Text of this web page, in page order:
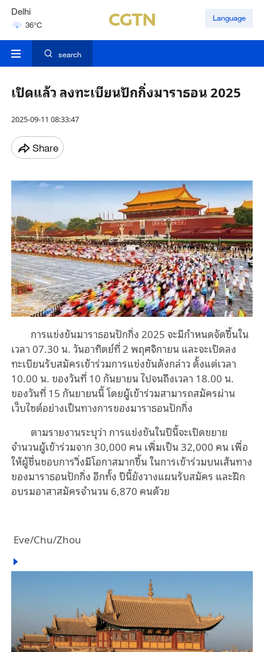
Delhi
36°C
Hyderabad
Language
search
เปิดแล้ว ลงทะเบียนปักกิ่งมาราธอน 2025
2025-09-11 08:33:47
Share
การแข่งขันมาราธอนปักกิ่ง 2025 จะมีกำหนดจัดขึ้นใน
เวลา 07.30 น. วันอาทิตย์ที่ 2 พฤศจิกายน และจะเปิดลง
ทะเบียนรับสมัครเข้าร่วมการแข่งขันดังกล่าว ตั้งแต่เวลา
10.00 น. ของวันที่ 10 กันยายน ไปจนถึงเวลา 18.00 น.
ของวันที่ 15 กันยายนนี้ โดยผู้เข้าร่วมสามารถสมัครผ่าน
เว็บไซต์อย่างเป็นทางการของมาราธอนปักกิ่ง
ตามรายงานระบุว่า การแข่งขันในปีนี้จะเปิดขยาย
จำนวนผู้เข้าร่วมจาก 30,000 คน เพิ่มเป็น 32,000 คน เพื่อ
ให้ผู้ชื่นชอบการวิ่งมีโอกาสมากขึ้น ในการเข้าร่วมบนเส้นทาง
ของมาราธอนปักกิ่ง อีกทั้ง ปีนี้ยังวางแผนรับสมัคร และฝึก
อบรมอาสาสมัครจำนวน 6,870 คนด้วย
Eve/Chu/Zhou